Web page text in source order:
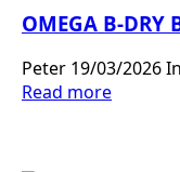
OMEGA B-
Peter 19/03/2026
Read more